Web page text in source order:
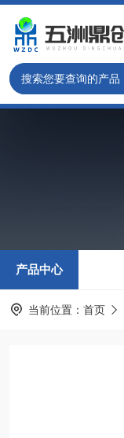
产品中心
当前位置： 首页